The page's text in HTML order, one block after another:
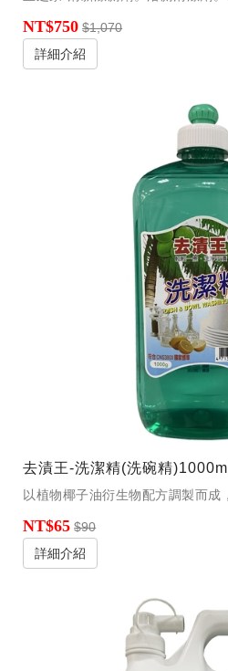
NT$750 $1,070
詳細介紹
去漬王-洗潔精(洗碗精)1000ml
NT$65 $90
詳細介紹